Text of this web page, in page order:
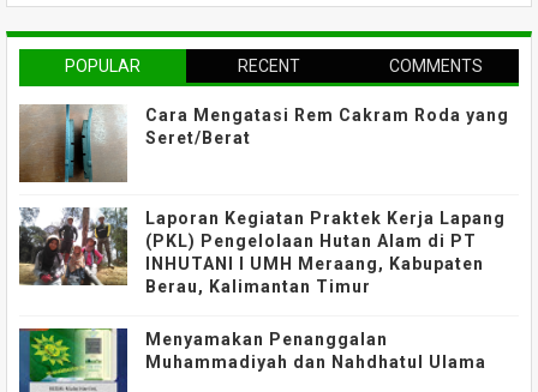
POPULAR RECENT COMMENTS
Cara Mengatasi Rem Cakram Roda yang
Seret/Berat
Laporan Kegiatan Praktek Kerja Lapang
(PKL) Pengelolaan Hutan Alam di PT
INHUTANI I UMH Meraang, Kabupaten
Berau, Kalimantan Timur
Menyamakan Penanggalan
Muhammadiyah dan Nahdhatul Ulama